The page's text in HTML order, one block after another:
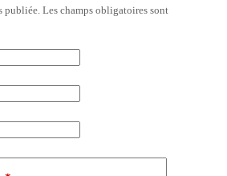
publiée. Les champs obligatoires sont